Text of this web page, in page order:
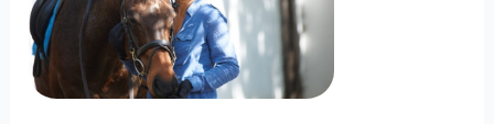
montar
a
caballo: